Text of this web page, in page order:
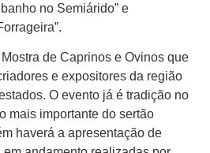
no Semiárido” e
de Caprinos e Ovinos que
e expositores da região
O evento já é tradição no
mais importante do sertão
haverá a apresentação de